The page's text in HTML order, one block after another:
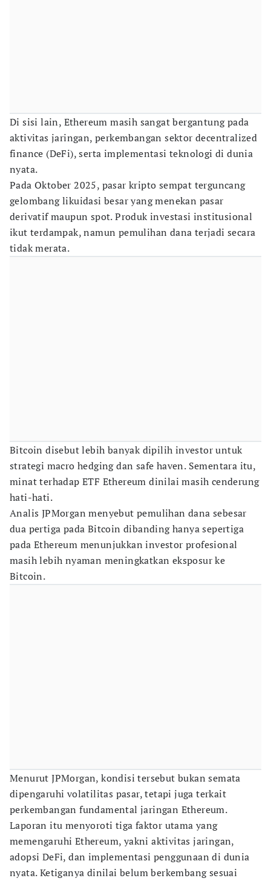
Di sisi lain, Ethereum masih sangat bergantung pada
aktivitas jaringan, perkembangan sektor decentralized
finance (DeFi), serta implementasi teknologi di dunia
nyata.
Pada Oktober 2025, pasar kripto sempat terguncang
gelombang likuidasi besar yang menekan pasar
derivatif maupun spot. Produk investasi institusional
ikut terdampak, namun pemulihan dana terjadi secara
tidak merata.
Bitcoin disebut lebih banyak dipilih investor untuk
strategi macro hedging dan safe haven. Sementara itu,
minat terhadap ETF Ethereum dinilai masih cenderung
hati-hati.
Analis JPMorgan menyebut pemulihan dana sebesar
dua pertiga pada Bitcoin dibanding hanya sepertiga
pada Ethereum menunjukkan investor profesional
masih lebih nyaman meningkatkan eksposur ke
Bitcoin.
Menurut JPMorgan, kondisi tersebut bukan semata
dipengaruhi volatilitas pasar, tetapi juga terkait
perkembangan fundamental jaringan Ethereum.
Laporan itu menyoroti tiga faktor utama yang
memengaruhi Ethereum, yakni aktivitas jaringan,
adopsi DeFi, dan implementasi penggunaan di dunia
nyata. Ketiganya dinilai belum berkembang sesuai